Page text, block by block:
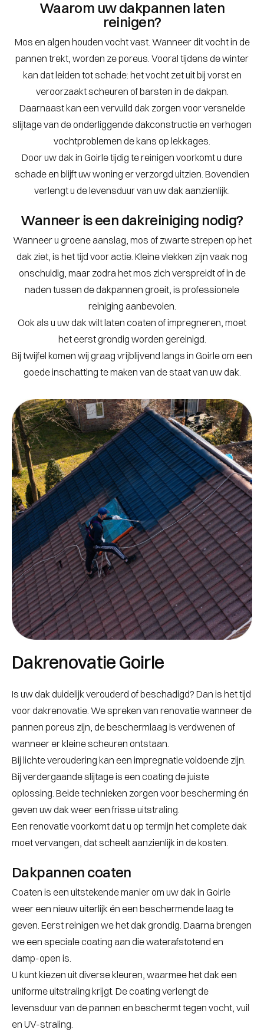
Waarom uw dakpannen laten
reinigen?
Mos en algen houden vocht vast. Wanneer dit vocht in de
pannen trekt, worden ze poreus. Vooral tijdens de winter
kan dat leiden tot schade: het vocht zet uit bij vorst en
veroorzaakt scheuren of barsten in de dakpan.
Daarnaast kan een vervuild dak zorgen voor versnelde
slijtage van de onderliggende dakconstructie en verhogen
vochtproblemen de kans op lekkages.
Door uw dak in Goirle tijdig te reinigen voorkomt u dure
schade en blijft uw woning er verzorgd uitzien. Bovendien
verlengt u de levensduur van uw dak aanzienlijk.
Wanneer is een dakreiniging nodig?
Wanneer u groene aanslag, mos of zwarte strepen op het
dak ziet, is het tijd voor actie. Kleine vlekken zijn vaak nog
onschuldig, maar zodra het mos zich verspreidt of in de
naden tussen de dakpannen groeit, is professionele
reiniging aanbevolen.
Ook als u uw dak wilt laten coaten of impregneren, moet
het eerst grondig worden gereinigd.
Bij twijfel komen wij graag vrijblijvend langs in Goirle om een
goede inschatting te maken van de staat van uw dak.
Dakrenovatie Goirle
Is uw dak duidelijk verouderd of beschadigd? Dan is het tijd
voor dakrenovatie. We spreken van renovatie wanneer de
pannen poreus zijn, de beschermlaag is verdwenen of
wanneer er kleine scheuren ontstaan.
Bij lichte veroudering kan een impregnatie voldoende zijn.
Bij verdergaande slijtage is een coating de juiste
oplossing. Beide technieken zorgen voor bescherming én
geven uw dak weer een frisse uitstraling.
Een renovatie voorkomt dat u op termijn het complete dak
moet vervangen, dat scheelt aanzienlijk in de kosten.
Dakpannen coaten
Coaten is een uitstekende manier om uw dak in Goirle
weer een nieuw uiterlijk én een beschermende laag te
geven. Eerst reinigen we het dak grondig. Daarna brengen
we een speciale coating aan die waterafstotend en
damp-open is.
U kunt kiezen uit diverse kleuren, waarmee het dak een
uniforme uitstraling krijgt. De coating verlengt de
levensduur van de pannen en beschermt tegen vocht, vuil
en UV-straling.